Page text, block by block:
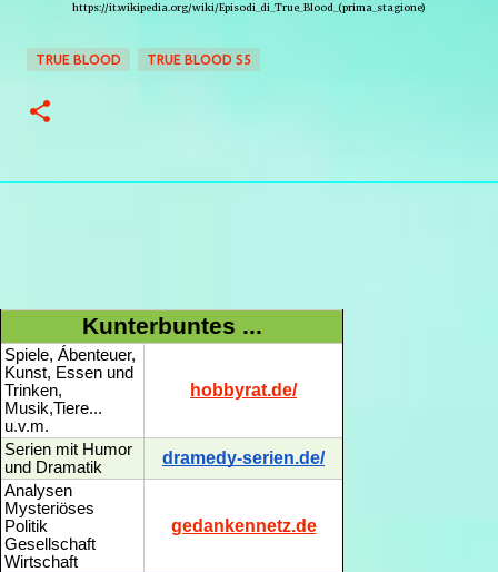
https://it.wikipedia.org/wiki/Episodi_di_True_Blood_(prima_stagione)
TRUE BLOOD TRUE BLOOD S5
Kunterbuntes ...
Spiele, Ábenteuer,
Kunst, Essen und
Trinken,
Musik,Tiere...
u.v.m.
hobbyrat.de/
Serien mit Humor
und Dramatik
dramedy-serien.de/
Analysen
Mysteriöses
Politik
Gesellschaft
Wirtschaft
gedankennetz.de